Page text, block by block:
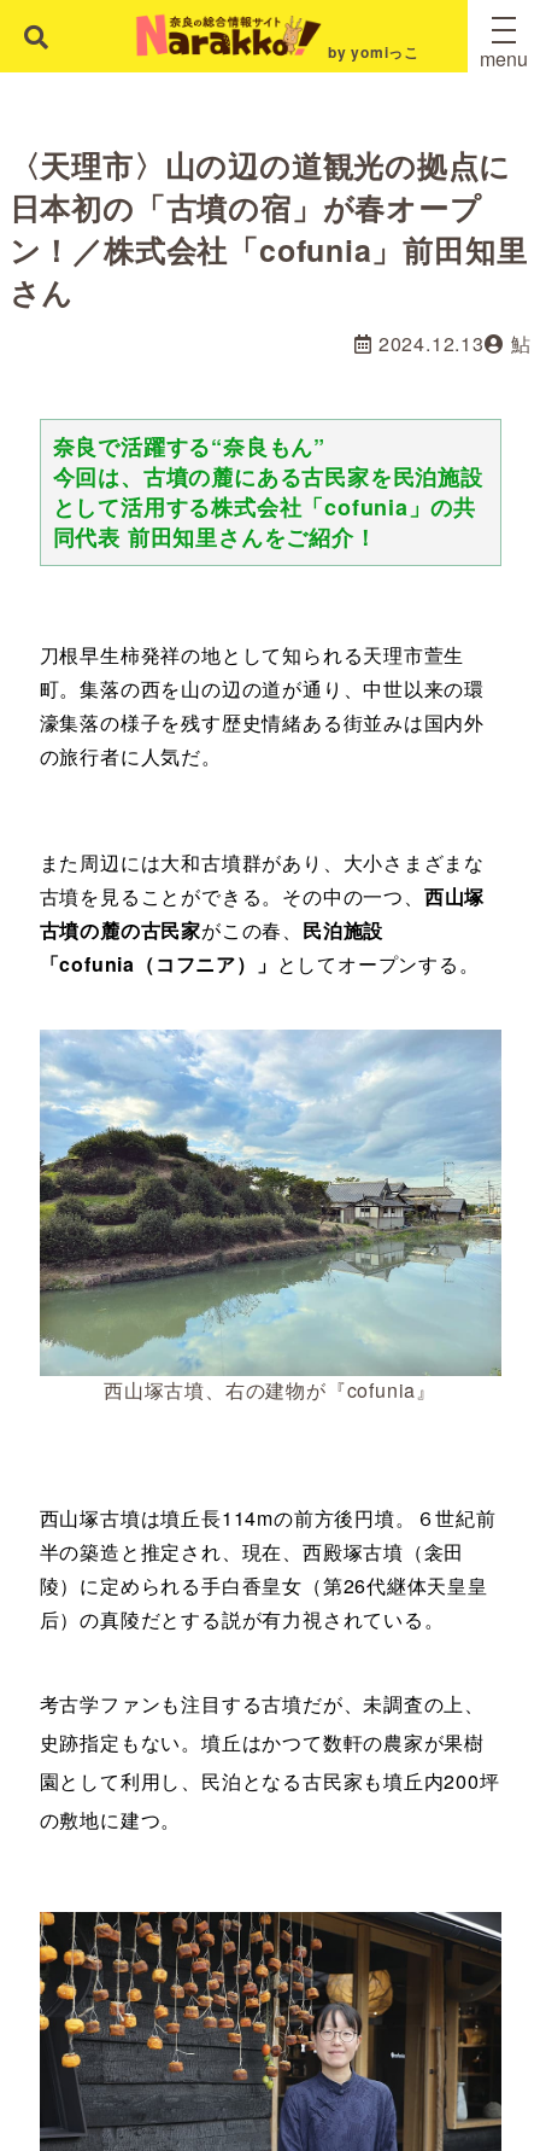
by yomiっこ menu
〈天理市〉山の辺の道観光の拠点に
日本初の「古墳の宿」が春オープ
ン！／株式会社「cofunia」前田知里
さん
2024.12.13 鮎
奈良で活躍する“奈良もん”
今回は、古墳の麓にある古民家を民泊施設
として活用する株式会社「cofunia」の共
同代表 前田知里さんをご紹介！
刀根早生柿発祥の地として知られる天理市萱生
町。集落の西を山の辺の道が通り、中世以来の環
濠集落の様子を残す歴史情緒ある街並みは国内外
の旅行者に人気だ。
また周辺には大和古墳群があり、大小さまざまな
古墳を見ることができる。その中の一つ、 西山塚
古墳の麓の古民家がこの春、 民泊施設
「cofunia（コフニア）」 としてオープンする。
西山塚古墳、右の建物が『cofunia』
西山塚古墳は墳丘長114mの前方後円墳。６世紀前
半の築造と推定され、現在、西殿塚古墳（衾田
陵）に定められる手白香皇女（第26代継体天皇皇
后）の真陵だとする説が有力視されている。
考古学ファンも注目する古墳だが、未調査の上、
史跡指定もない。墳丘はかつて数軒の農家が果樹
園として利用し、民泊となる古民家も墳丘内200坪
の敷地に建つ。